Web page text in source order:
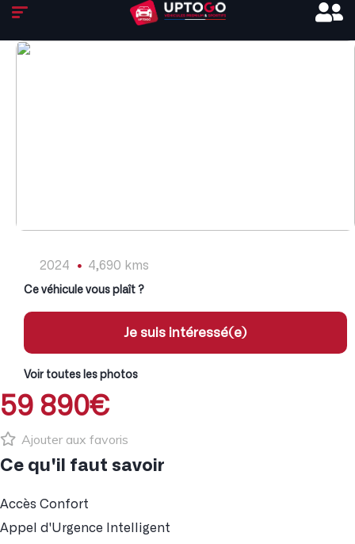
2024 4,690 kms
Ce véhicule vous plaît ?
Je suis intéressé(e)
Voir toutes les photos
59 890€
Ajouter aux favoris
Ce qu'il faut savoir
Accès Confort
Appel d'Urgence Intelligent